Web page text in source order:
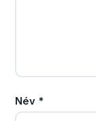
Név *